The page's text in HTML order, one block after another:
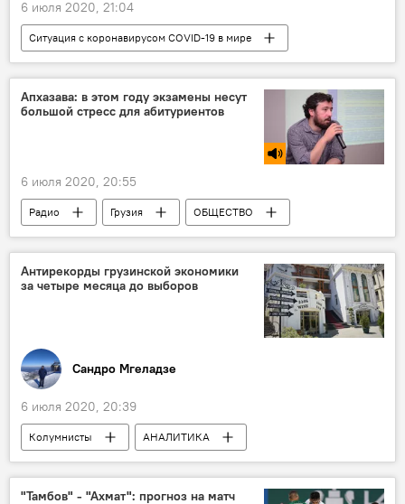
6 июля 2020, 21:04
Ситуация с коронавирусом COVID-19 в мире
В мире
НОВОСТИ ОБЩЕСТВО
Апхазава: в этом году экзамены несут
большой стресс для абитуриентов
6 июля 2020, 20:55
Радио Грузия
ОБЩЕСТВО
Реваз Апхазава
Студенты
Антирекорды грузинской экономики
за четыре месяца до выборов
Сандро Мгеладзе
6 июля 2020, 20:39
Колумнисты
АНАЛИТИКА
ОБЩЕСТВО
Грузия
ЭКОНОМИКА
ПОЛИТИКА
"Тамбов" - "Ахмат": прогноз на матч